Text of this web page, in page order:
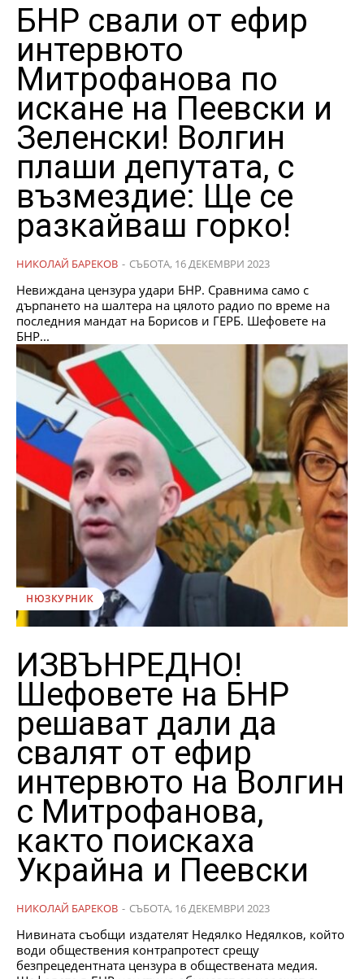
БНР свали от ефир
интервюто
Митрофанова по
искане на Пеевски и
Зеленски! Волгин
плаши депутата, с
възмездие: Ще се
разкайваш горко!
НИКОЛАЙ БАРЕКОВ - СЪБОТА, 16 ДЕКЕМВРИ 2023
Невиждана цензура удари БНР. Сравнима само с
дърпането на шалтера на цялото радио по време на
последния мандат на Борисов и ГЕРБ. Шефовете на
БНР...
НЮЗКУРНИК
ИЗВЪНРЕДНО!
Шефовете на БНР
решават дали да
свалят от ефир
интервюто на Волгин
с Митрофанова,
както поискаха
Украйна и Пеевски
НИКОЛАЙ БАРЕКОВ - СЪБОТА, 16 ДЕКЕМВРИ 2023
Нивината съобщи издателят Недялко Недялков, който
води обществения контрапротест срещу
безпрецедентната цензура в обществената медия.